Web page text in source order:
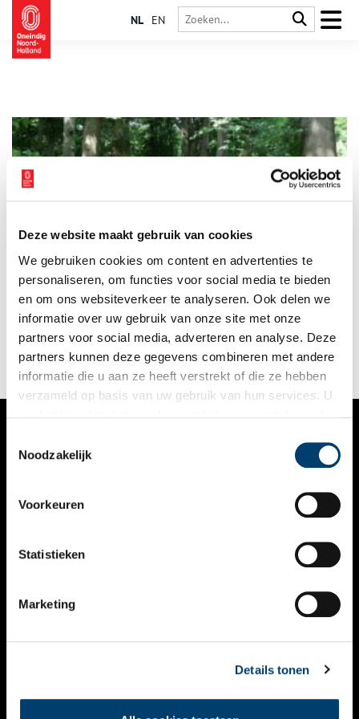
Deze website maakt gebruik van cookies
We gebruiken cookies om content en advertenties te
personaliseren, om functies voor social media te bieden
en om ons websiteverkeer te analyseren. Ook delen we
informatie over uw gebruik van onze site met onze
partners voor social media, adverteren en analyse. Deze
partners kunnen deze gegevens combineren met andere
informatie die u aan ze heeft verstrekt of die ze hebben
verzameld op basis van uw gebruik van hun services. U
Noodzakelijk
Voorkeuren
Statistieken
Marketing
Details tonen
NL EN
Op de grens van Noord-Holland en Utrecht in ’t Gooi groeide
ooit een oerbos. Nu wandel je er over makkelijke paden door
het Cronebos of het Smitshuyserbos. Maar wie eeuwen geleden
hier liep, moest zich een weg banen door het dichte woud.
VERHALEN
KALENDER
THEMA’S
VIDEO’S
CONTACT